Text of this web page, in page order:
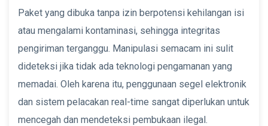
Paket yang dibuka tanpa izin berpotensi kehilangan isi
atau mengalami kontaminasi, sehingga integritas
pengiriman terganggu. Manipulasi semacam ini sulit
dideteksi jika tidak ada teknologi pengamanan yang
memadai. Oleh karena itu, penggunaan segel elektronik
dan sistem pelacakan real-time sangat diperlukan untuk
mencegah dan mendeteksi pembukaan ilegal.